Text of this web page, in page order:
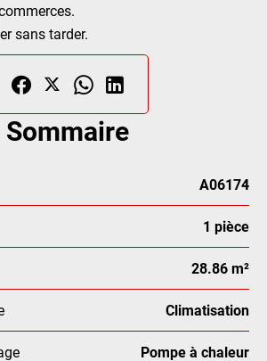
sans tarder.
Sommaire
A06174
1 pièce
28.86 m²
Climatisation
Pompe à chaleur